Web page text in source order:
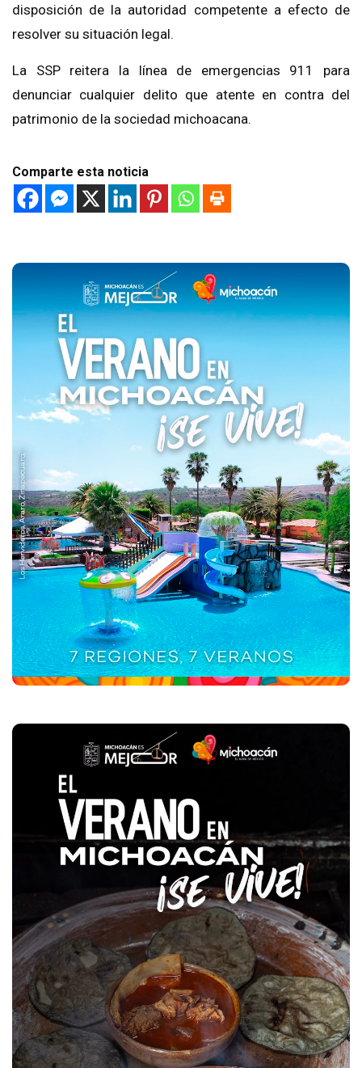
disposición de la autoridad competente a efecto de
resolver su situación legal.
La SSP reitera la línea de emergencias 911 para
denunciar cualquier delito que atente en contra del
patrimonio de la sociedad michoacana.
Comparte esta noticia